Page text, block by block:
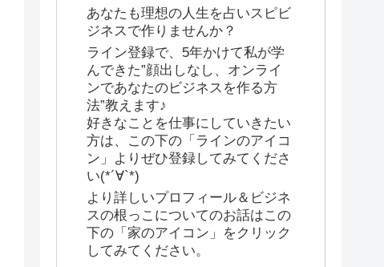
あなたも理想の人生を占いスピビ
ジネスで作りませんか？
ライン登録で、5年かけて私が学
んできた”顔出しなし、オンライ
ンであなたのビジネスを作る方
法”教えます♪
好きなことを仕事にしていきたい
方は、この下の「ラインのアイコ
ン」よりぜひ登録してみてくださ
い(*´∀`*)
より詳しいプロフィール＆ビジネ
スの根っこについてのお話はこの
下の「家のアイコン」をクリック
してみてください。